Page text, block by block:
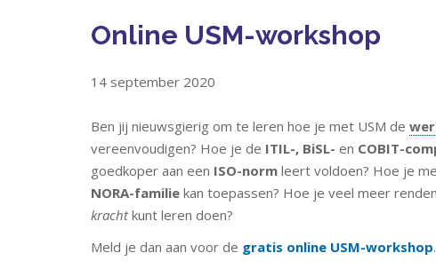
Online USM-workshop
14 september 2020
Ben jij nieuwsgierig om te leren hoe je met USM de
vereenvoudigen? Hoe je de ITIL-, BiSL- en COBIT-
goedkoper aan een ISO-norm leert voldoen? Hoe je
NORA-familie kan toepassen? Hoe je veel meer
krachtkunt leren doen?
Meld je dan aan voor de gratis online USM-workshop.